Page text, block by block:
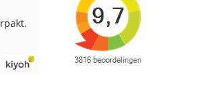
Goed verpakt en snelgeleverd